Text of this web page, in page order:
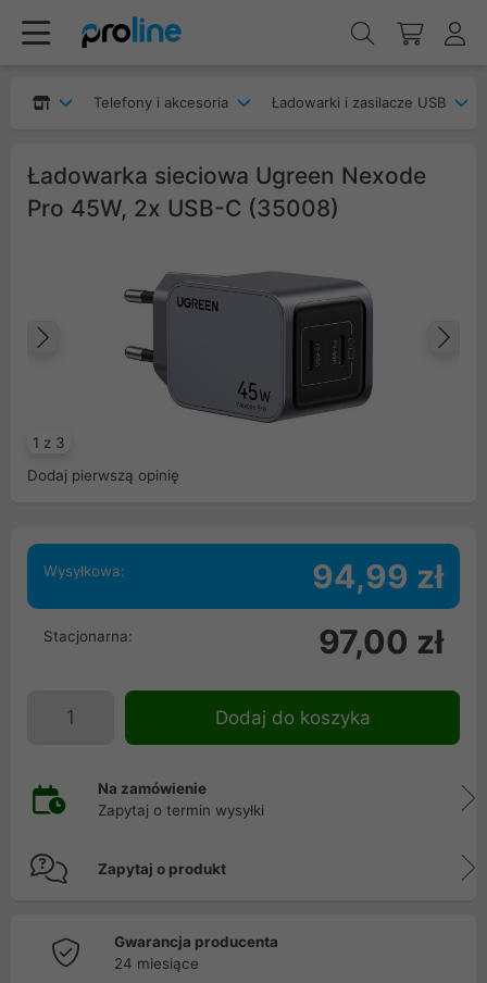
Telefony i akcesoria Ładowarki i zasilacze USB
Ładowarka sieciowa Ugreen Nexode
Pro 45W, 2x USB-C (35008)
1 z 3
Poprzedni
Dodaj pierwszą opinię
Wysyłkowa: 94,99 zł
Stacjonarna: 97,00 zł
Dodaj do koszyka
Na zamówienie
Zapytaj o termin wysyłki
Zapytaj o produkt
Gwarancja producenta
24 miesiące